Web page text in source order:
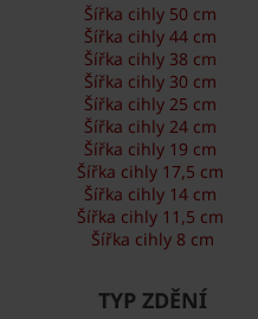
Šířka cihly 50 cm
Šířka cihly 44 cm
Šířka cihly 38 cm
Šířka cihly 30 cm
Šířka cihly 25 cm
Šířka cihly 24 cm
Šířka cihly 19 cm
Šířka cihly 17,5 cm
Šířka cihly 14 cm
Šířka cihly 11,5 cm
Šířka cihly 8 cm
TYP ZDĚNÍ